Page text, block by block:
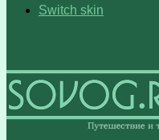
Switch skin